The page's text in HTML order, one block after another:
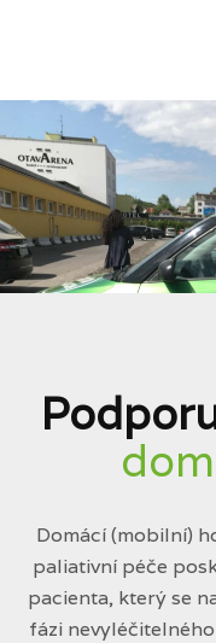
Domácí (mobilní)
paliativní péče
pacienta, který se
fázi